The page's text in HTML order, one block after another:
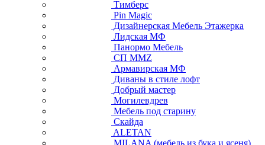
Тимберс
Pin Magic
Дизайнерская Мебель Этажерка
Лидская МФ
Панормо Мебель
СП ММZ
Армавирская МФ
Диваны в стиле лофт
Добрый мастер
Могилевдрев
Мебель под старину
Скайда
ALETAN
MILANA (мебель из бука и ясеня)